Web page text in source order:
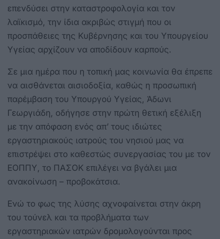
επενδύσει στην καταστροφολογία και τον
λαϊκισμό, την ίδια ακριβώς στιγμή που οι
προσπάθειες της Κυβέρνησης και του Υπουργείου
Υγείας αρχίζουν να αποδίδουν καρπούς.
Σε μια ημέρα που η τοπική μας κοινωνία θα έπρεπε
να αισθάνεται αισιοδοξία, καθώς η προσωπική
παρέμβαση του Υπουργού Υγείας, Άδωνι
Γεωργιάδη, οδήγησε στην πρώτη θετική εξέλιξη
με την απόφαση ενός απ’ τους ιδιώτες
εργαστηριακούς ιατρούς του νησιού μας να
επιστρέψει στο καθεστώς συνεργασίας του με τον
ΕΟΠΠΥ, το ΠΑΣΟΚ επιλέγει να βγάλει μια
ανακοίνωση – προβοκάτσια.
Ενώ το φως της λύσης αχνοφαίνεται στην άκρη
του τούνελ και τα προβλήματα των
εργαστηριακών ιατρών δρομολογούνται προς